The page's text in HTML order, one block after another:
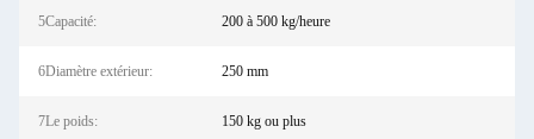
5Capacité: 200 à 500 kg/heure
6Diamètre extérieur: 250 mm
7Le poids: 150 kg ou plus